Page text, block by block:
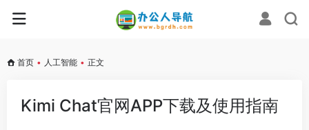
首页 • 人工智能 • 正文
Kimi Chat官网APP下载及使用指南